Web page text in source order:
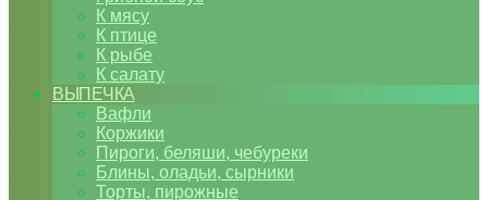
К мясу
К птице
К рыбе
К салату
ВЫПЕЧКА
Вафли
Коржики
Пироги, беляши, чебуреки
Блины, оладьи, сырники
Торты, пирожные